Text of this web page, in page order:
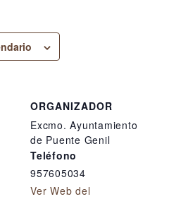
ORGANIZADOR
Excmo. Ayuntamiento
de Puente Genil
Teléfono
957605034
Ver Web del